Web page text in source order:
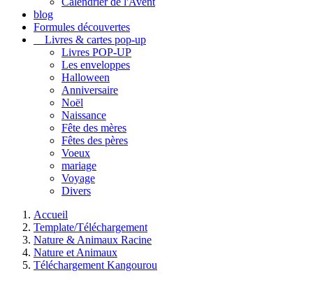
blog
Formules découvertes
Livres & cartes pop-up
Livres POP-UP
Les enveloppes
Halloween
Anniversaire
Noël
Naissance
Fête des mères
Fêtes des pères
Voeux
mariage
Voyage
Divers
Accueil
Template/Téléchargement
Nature & Animaux Racine
Nature et Animaux
Téléchargement Kangourou